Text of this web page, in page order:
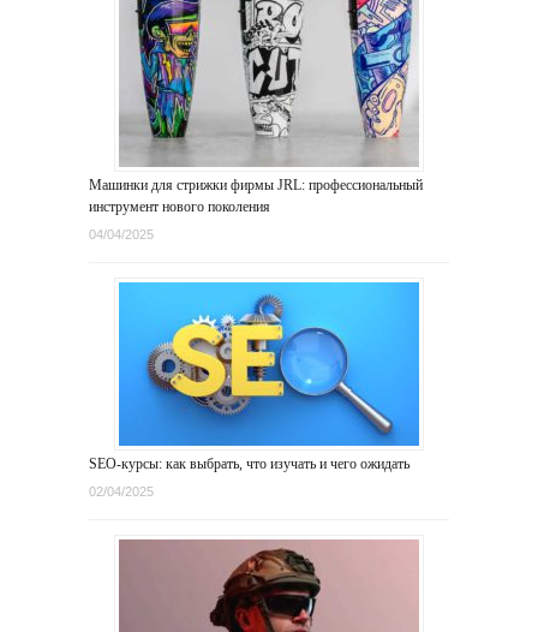
Машинки для стрижки фирмы JRL: профессиональный
инструмент нового поколения
04/04/2025
SEO-курсы: как выбрать, что изучать и чего ожидать
02/04/2025